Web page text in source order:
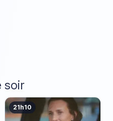
soir
21h10